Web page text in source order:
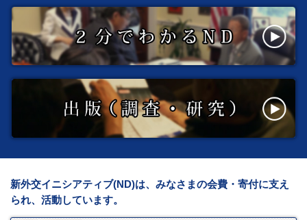
新外交イニシアティブ(ND)は、みなさまの会費・寄付に支え
られ、活動しています。